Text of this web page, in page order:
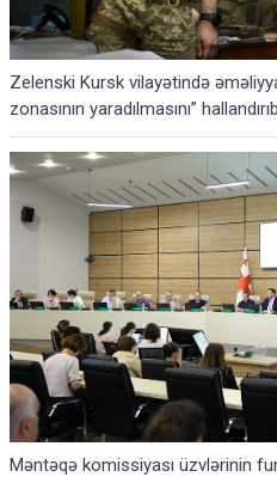
Zelenski Kursk vilayətində
zonasının yaradılmasını” hallandırıb
Məntəqə komissiyası üzvlərinin